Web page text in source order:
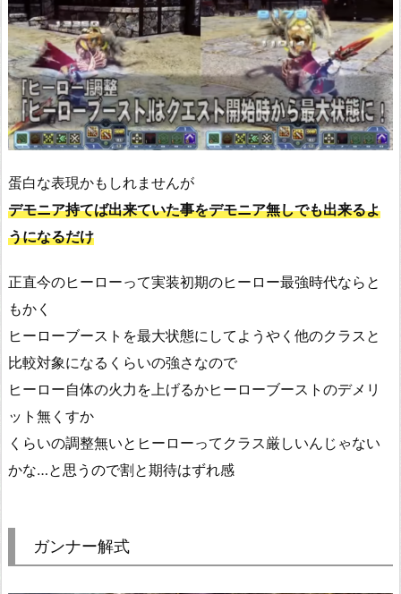
蛋白な表現かもしれませんが
デモニア持てば出来ていた事をデモニア無しでも出来るよ
うになるだけ
正直今のヒーローって実装初期のヒーロー最強時代ならと
もかく
ヒーローブーストを最大状態にしてようやく他のクラスと
比較対象になるくらいの強さなので
ヒーロー自体の火力を上げるかヒーローブーストのデメリ
ット無くすか
くらいの調整無いとヒーローってクラス厳しいんじゃない
かな…と思うので割と期待はずれ感
ガンナー解式